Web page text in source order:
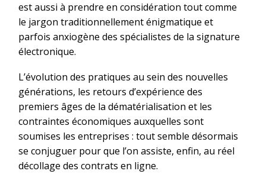
est aussi à prendre en considération tout comme
le jargon traditionnellement énigmatique et
parfois anxiogène des spécialistes de la signature
électronique.
L’évolution des pratiques au sein des nouvelles
générations, les retours d’expérience des
premiers âges de la dématérialisation et les
contraintes économiques auxquelles sont
soumises les entreprises : tout semble désormais
se conjuguer pour que l’on assiste, enfin, au réel
décollage des contrats en ligne.